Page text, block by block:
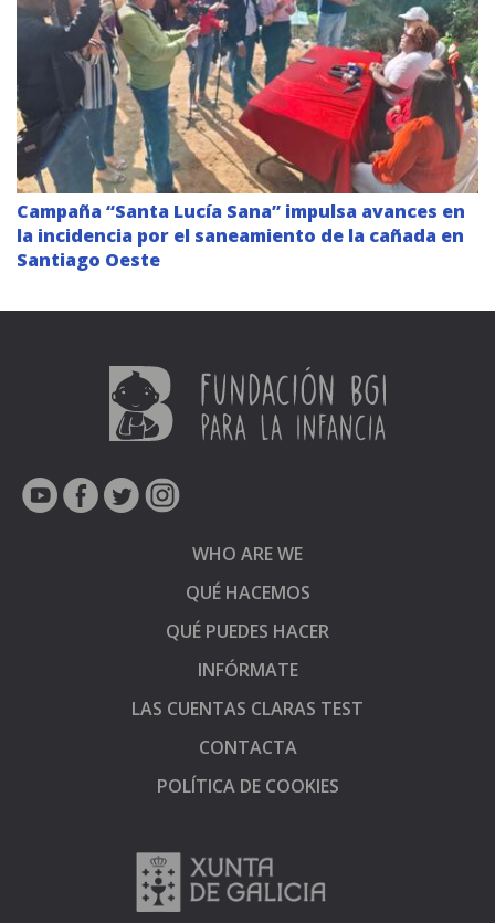
Campaña “Santa Lucía Sana” impulsa avances en
la incidencia por el saneamiento de la cañada en
Santiago Oeste
WHO ARE WE
QUÉ HACEMOS
QUÉ PUEDES HACER
INFÓRMATE
LAS CUENTAS CLARAS TEST
CONTACTA
POLÍTICA DE COOKIES